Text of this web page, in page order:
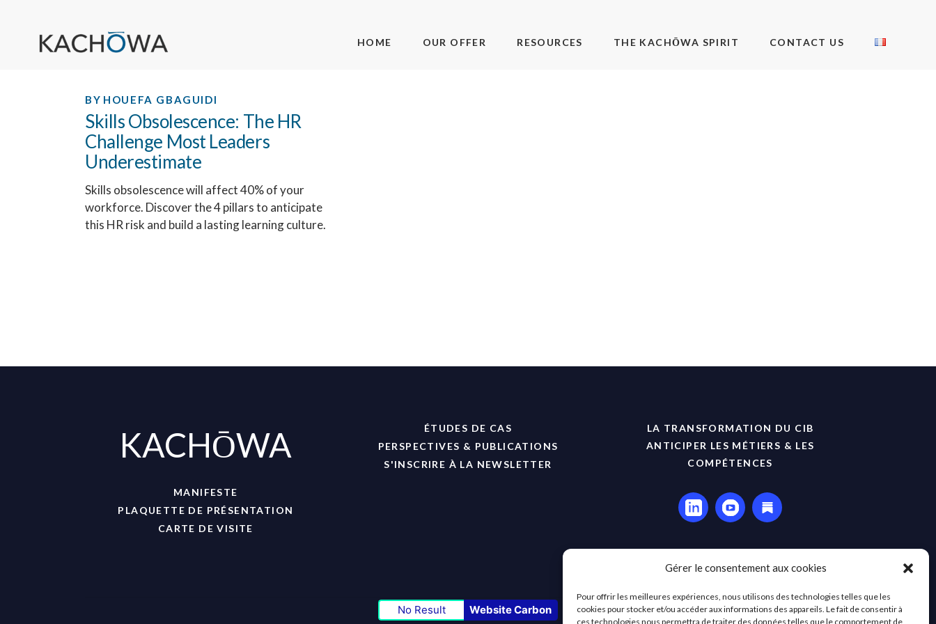
Gérer le consentement aux cookies
Pour offrir les meilleures expériences, nous utilisons des technologies telles que les
cookies pour stocker et/ou accéder aux informations des appareils. Le fait de consentir à
ces technologies nous permettra de traiter des données telles que le comportement de
HOME OUR OFFER RESOURCES THE KACHŌWA SPIRIT CONTACT US
BY HOUEFA GBAGUIDI
Skills Obsolescence: The HR
Challenge Most Leaders
Underestimate
Skills obsolescence will affect 40% of your
workforce. Discover the 4 pillars to anticipate
this HR risk and build a lasting learning culture.
KACHŌWA
MANIFESTE
PLAQUETTE DE PRÉSENTATION
CARTE DE VISITE
ÉTUDES DE CAS
PERSPECTIVES & PUBLICATIONS
S'INSCRIRE À LA NEWSLETTER
LA TRANSFORMATION DU CIB
ANTICIPER LES MÉTIERS & LES
COMPÉTENCES
No Result Website Carbon